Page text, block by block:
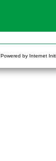
Powered by Internet